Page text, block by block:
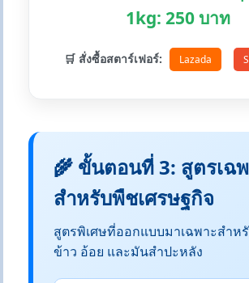
1kg: 250 บาท
🛒 สั่งซื้อสตาร์เฟอร์: Lazada
🌾 ขั้นตอนที่ 3: สูตรเฉ
สำหรับพืชเศรษฐกิจ
สูตรพิเศษที่ออกแบบมาเฉพาะสำห
ข้าว อ้อย และมันสำปะหลัง